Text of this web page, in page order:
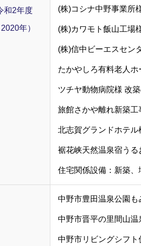
和2年度
2020年）
(株)コシナ中野事業所
(株)カワモト飯山工場
(株)信中ビーエスセン
たかやしろ有料老人
ツチヤ動物病院様 改
旅館さかや離れ新築
北志賀グランドホテ
裾花峡天然温泉宿う
住宅関係設備：新築
中野市豊田温泉公園
中野市晋平の里間山
中野市リビングシフ